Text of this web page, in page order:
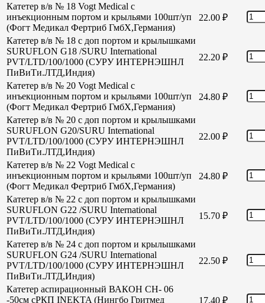
Катетер в/в № 18 Vogt Medical с
инъекционным портом и крыльями 100шт/уп
(Фогт Медикал Фертриб ГмбХ,Германия)
22.00 ₽
Катетер в/в № 18 с доп портом и крылышками
SURUFLON G18 /SURU International
PVT/LTD/100/1000 (СУРУ ИНТЕРНЭШНЛ
ПиВиТи.ЛТД,Индия)
22.20 ₽
Катетер в/в № 20 Vogt Medical с
инъекционным портом и крыльями 100шт/уп
(Фогт Медикал Фертриб ГмбХ,Германия)
24.80 ₽
Катетер в/в № 20 с доп портом и крылышками
SURUFLON G20/SURU International
PVT/LTD/100/1000 (СУРУ ИНТЕРНЭШНЛ
ПиВиТи.ЛТД,Индия)
22.00 ₽
Катетер в/в № 22 Vogt Medical с
инъекционным портом и крыльями 100шт/уп
(Фогт Медикал Фертриб ГмбХ,Германия)
24.80 ₽
Катетер в/в № 22 с доп портом и крылышками
SURUFLON G22 /SURU International
PVT/LTD/100/1000 (СУРУ ИНТЕРНЭШНЛ
ПиВиТи.ЛТД,Индия)
15.70 ₽
Катетер в/в № 24 с доп портом и крылышками
SURUFLON G24 /SURU International
PVT/LTD/100/1000 (СУРУ ИНТЕРНЭШНЛ
ПиВиТи.ЛТД,Индия)
22.50 ₽
Катетер аспирационный ВАКОН СН- 06
-50см сРКП INEKTA (Нингбо Гритмед
17.40 ₽